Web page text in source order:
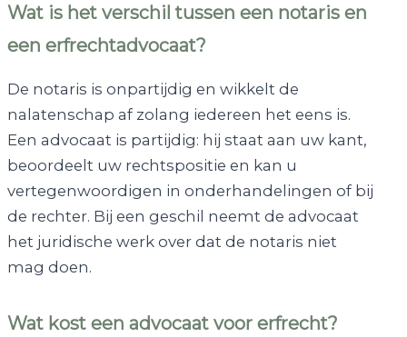
Wat is het verschil tussen een notaris en
een erfrechtadvocaat?
De notaris is onpartijdig en wikkelt de
nalatenschap af zolang iedereen het eens is.
Een advocaat is partijdig: hij staat aan uw kant,
beoordeelt uw rechtspositie en kan u
vertegenwoordigen in onderhandelingen of bij
de rechter. Bij een geschil neemt de advocaat
het juridische werk over dat de notaris niet
mag doen.
Wat kost een advocaat voor erfrecht?